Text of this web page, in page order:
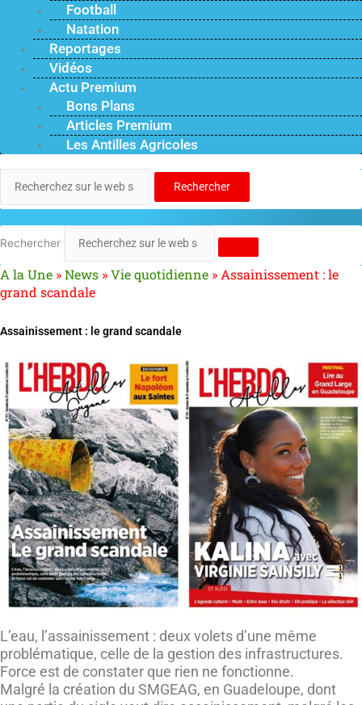
Football
Natation
Reportages
Vidéos
Actu Premium
Bons Plans
Articles Premium
Les Antilles Agricoles
Rechercher
Rechercher
A la Une »News »Vie quotidienne »Assainissement : le
grand scandale
Assainissement : le grand scandale
L’eau, l’assainissement : deux volets d’une même
problématique, celle de la gestion des infrastructures.
Force est de constater que rien ne fonctionne.
Malgré la création du SMGEAG, en Guadeloupe, dont